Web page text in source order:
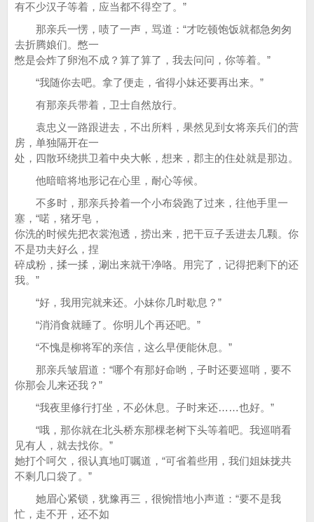
有不少汉子等着，应当都不得空了。”
那亲兵一愣，啧了一声，骂道：“才吃顿饱饭就都急匆匆
去折腾娘们。憋一
憋是会炸了卵泡不成？算了算了，我去问问，你等着。”
“我随你去吧。拿了便走，省得小妹还要再出来。”
有那亲兵带着，卫士自然放行。
袁忠义一路跟进去，不出所料，果然见到女将亲兵们的营
房，单独隔开在一
处，四散环绕拱卫着中央大帐，想来，郡主的住处就是那边。
他暗暗将地形记在心里，耐心等候。
不多时，那亲兵拎着一个小布袋跑了过来，往他手里一
塞，“喏，猪牙皂，
你洗的时候先把衣裳泡透，捞出来，把干豆子丢进去几颗。你
不是功夫好么，捏
碎成粉，揉一揉，涮出来就干净咯。用完了，记得把剩下的还
我。”
“好，我用完就来还。小妹你几时歇息？”
“消消食就睡了。你明儿个再还吧。”
“不愧是柳将军的亲信，这么早便能休息。”
那亲兵皱眉道：“哪个有那好命哟，子时还要巡哨，要不
你那会儿来还我？”
“我夜里修行打坐，不必休息。子时来还……也好。”
“哦，那你就在北头桥东那棵老树下头等着吧。我巡哨看
见有人，就去找你。”
她打个呵欠，很认真地叮嘱道，“可省着些用，我们姐妹拢共
不剩几口袋了。”
她眉心紧锁，犹豫再三，很惋惜地小声道：“要不是我
忙，走不开，还不如